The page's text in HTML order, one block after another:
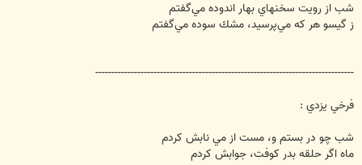
شب از رويت سخنهاي بهار اندوده مي‌گفتم
ز گيسو هر كه مي‌پرسيد، مشك سوده مي‌گفتم
--------------------------------------------------------------------------------
فرخي يزدي :
شب چو در بستم و، مست از مي نابش كردم
ماه اگر حلقه بدر كوفت، جوابش كردم